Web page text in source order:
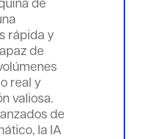
de
rápida y
de
real y
valiosa.
de
la IA